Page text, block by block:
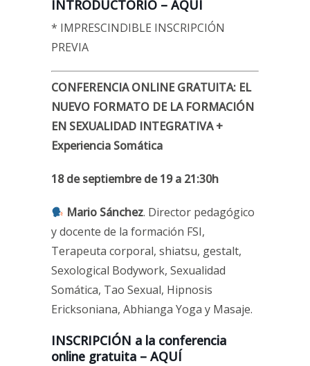
INTRODUCTORIO – AQUÍ
* IMPRESCINDIBLE INSCRIPCIÓN
PREVIA
CONFERENCIA ONLINE GRATUITA: EL
NUEVO FORMATO DE LA FORMACIÓN
EN SEXUALIDAD INTEGRATIVA +
Experiencia Somática
18 de septiembre de 19 a 21:30h
Mario Sánchez. Director pedagógico
y docente de la formación FSI,
Terapeuta corporal, shiatsu, gestalt,
Sexological Bodywork, Sexualidad
Somática, Tao Sexual, Hipnosis
Ericksoniana, Abhianga Yoga y Masaje.
INSCRIPCIÓN a la conferencia
online gratuita – AQUÍ